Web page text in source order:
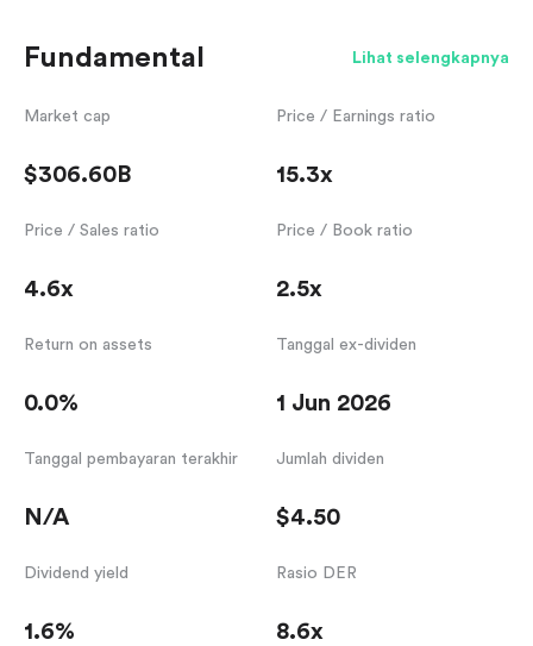
Fundamental Lihat selengkapnya
Market cap
$306.60B
Price / Earnings ratio
15.3x
Price / Sales ratio
4.6x
Price / Book ratio
2.5x
Return on assets
0.0%
Tanggal ex-dividen
1 Jun 2026
Tanggal pembayaran terakhir
N/A
Jumlah dividen
$4.50
Dividend yield
1.6%
Rasio DER
8.6x